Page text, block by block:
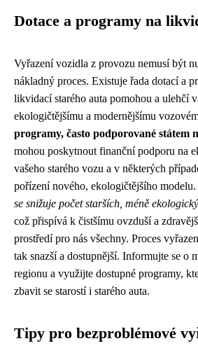
Dotace a programy na
Vyřazení vozidla z provozu nemusí být
nákladný proces. Existuje řada dotací a
likvidací starého auta pomohou a ulehčí
ekologičtějšímu a modernějšímu
programy, často podporované státem
mohou poskytnout finanční podporu na
vašeho starého vozu a v některých
pořízení nového, ekologičtějšího modelu.
se snižuje počet starších, méně
což přispívá k čistšímu ovzduší a
prostředí pro nás všechny. Proces
tak snazší a dostupnější. Informujte se o
regionu a využijte dostupné programy,
zbavit se starostí i starého auta.
Tipy pro bezproblémové